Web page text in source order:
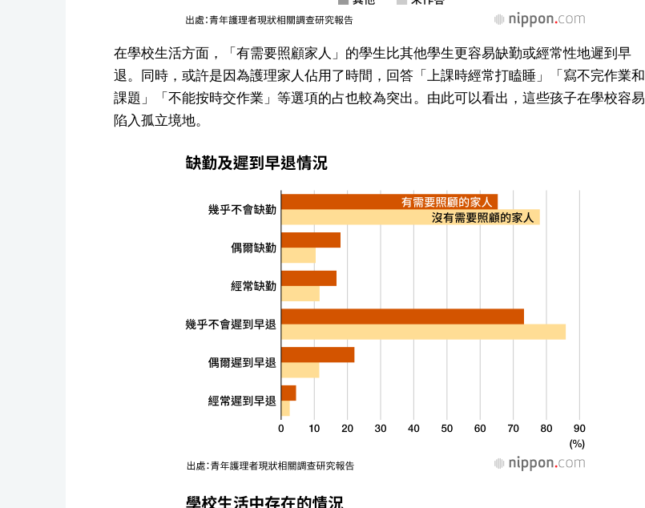
在學校生活方面，「有需要照顧家人」的學生比其他學生更容易缺勤或經常性地遲到早
退。同時，或許是因為護理家人佔用了時間，回答「上課時經常打瞌睡」「寫不完作業和
課題」「不能按時交作業」等選項的占也較為突出。由此可以看出，這些孩子在學校容易
陷入孤立境地。